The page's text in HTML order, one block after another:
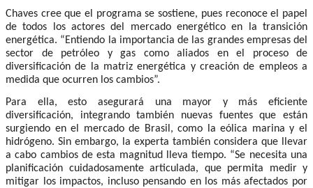
Chaves cree que el programa se sostiene, pues reconoce el papel
de todos los actores del mercado energético en la transición
energética. “Entiendo la importancia de las grandes empresas del
sector de petróleo y gas como aliados en el proceso de
diversificación de la matriz energética y creación de empleos a
medida que ocurren los cambios”.
Para ella, esto asegurará una mayor y más eficiente
diversificación, integrando también nuevas fuentes que están
surgiendo en el mercado de Brasil, como la eólica marina y el
hidrógeno. Sin embargo, la experta también considera que llevar
a cabo cambios de esta magnitud lleva tiempo. “Se necesita una
planificación cuidadosamente articulada, que permita medir y
mitigar los impactos, incluso pensando en los más afectados por